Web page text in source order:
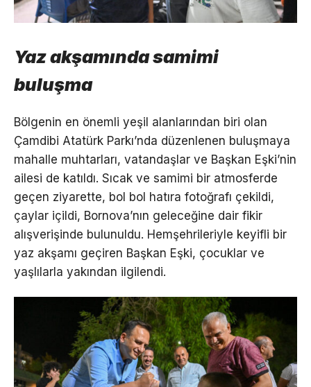
Yaz akşamında samimi
buluşma
Bölgenin en önemli yeşil alanlarından biri olan
Çamdibi Atatürk Parkı’nda düzenlenen buluşmaya
mahalle muhtarları, vatandaşlar ve Başkan Eşki’nin
ailesi de katıldı. Sıcak ve samimi bir atmosferde
geçen ziyarette, bol bol hatıra fotoğrafı çekildi,
çaylar içildi, Bornova’nın geleceğine dair fikir
alışverişinde bulunuldu. Hemşehrileriyle keyifli bir
yaz akşamı geçiren Başkan Eşki, çocuklar ve
yaşlılarla yakından ilgilendi.